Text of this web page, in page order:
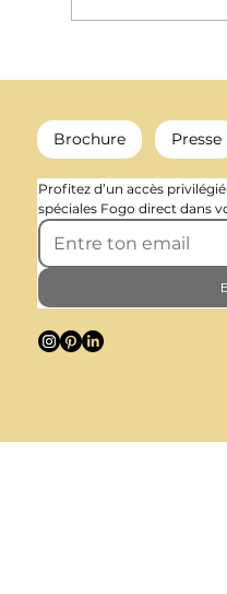
Brochure Presse
Profitez d’un accès
spéciales Fogo direct dans